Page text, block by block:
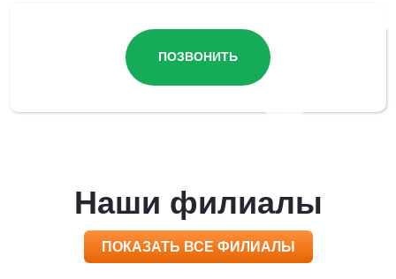
ПОЗВОНИТЬ
Наши филиалы
ПОКАЗАТЬ ВСЕ ФИЛИАЛЫ